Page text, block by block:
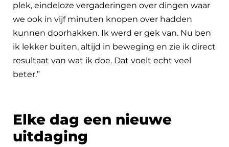
plek, eindeloze vergaderingen over dingen waar
we ook in vijf minuten knopen over hadden
kunnen doorhakken. Ik werd er gek van. Nu ben
ik lekker buiten, altijd in beweging en zie ik direct
resultaat van wat ik doe. Dat voelt echt veel
beter.”
Elke dag een nieuwe
uitdaging